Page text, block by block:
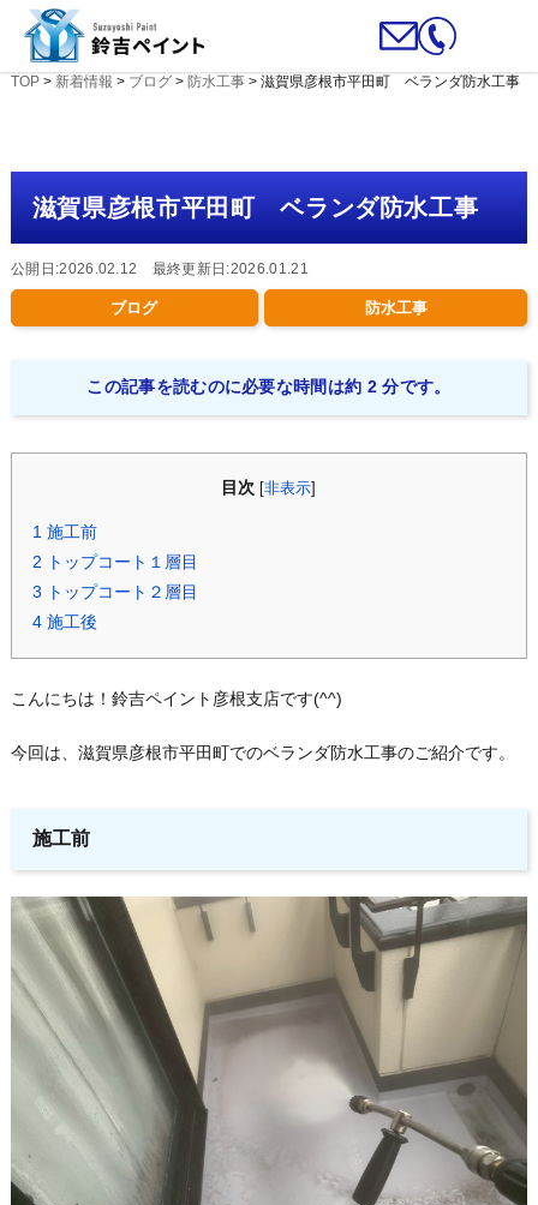
TOP> 新着情報 > ブログ> 防水工事> 滋賀県彦根市平田町 ベランダ防水工事
滋賀県彦根市平田町 ベランダ防水工事
公開日:2026.02.12 最終更新日:2026.01.21
ブログ 防水工事
この記事を読むのに必要な時間は約 2 分です。
目次 [非表示
1 施工前
2 トップコート１層目
3 トップコート２層目
4施工後
こんにちは！鈴吉ペイント彦根支店です(^^)
今回は、滋賀県彦根市平田町でのベランダ防水工事のご紹介です。
施工前